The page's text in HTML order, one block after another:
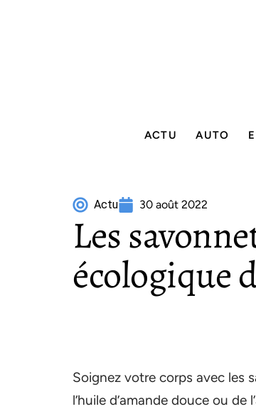
ACTU AUTO
Actu 30 août 2022
Les
écologique
Soignez votre corps avec les
l’huile d’amande douce ou